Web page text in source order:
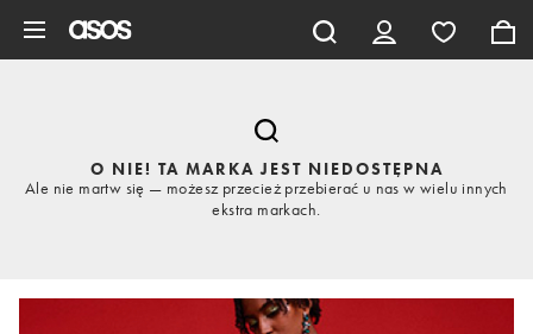
O NIE! TA MARKA JEST NIEDOSTĘPNA
Ale nie martw się — możesz przecież przebierać u nas w wielu innych
ekstra markach.